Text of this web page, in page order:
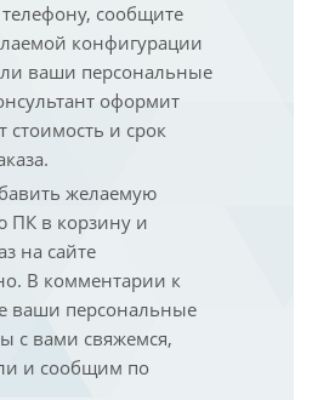
сообщите
конфигурации
ваши персональные
оформит
стоимость и срок
желаемую
ПК в корзину и
на сайте
В комментарии к
ваши персональные
с вами свяжемся,
и сообщим по